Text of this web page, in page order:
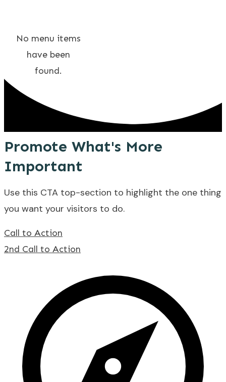
No menu items
have been
found.
Promote What's More
Important
Use this CTA top-section to highlight the one thing
you want your visitors to do.
Call to Action
2nd Call to Action